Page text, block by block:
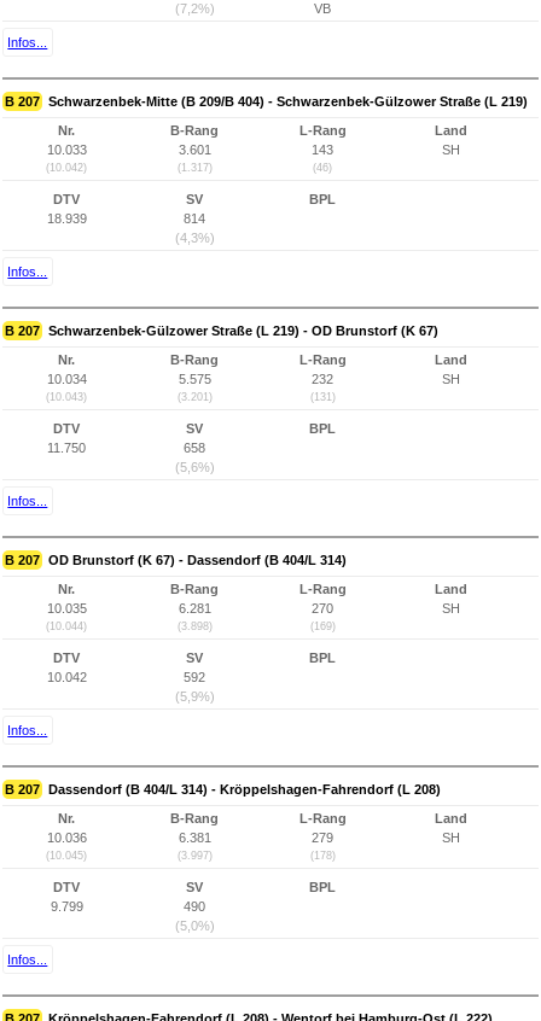
(7,2%) VB
Infos...
B 207 Schwarzenbek-Mitte (B 209/B 404) - Schwarzenbek-Gülzower Straße (L 219)
Nr.
10.033
(10.042)
B-Rang
3.601
(1.317)
L-Rang
143
(46)
Land
SH
DTV
18.939
SV
814
(4,3%)
BPL
Infos...
B 207 Schwarzenbek-Gülzower Straße (L 219) - OD Brunstorf (K 67)
Nr.
10.034
(10.043)
B-Rang
5.575
(3.201)
L-Rang
232
(131)
Land
SH
DTV
11.750
SV
658
(5,6%)
BPL
Infos...
B 207 OD Brunstorf (K 67) - Dassendorf (B 404/L 314)
Nr.
10.035
(10.044)
B-Rang
6.281
(3.898)
L-Rang
270
(169)
Land
SH
DTV
10.042
SV
592
(5,9%)
BPL
Infos...
B 207 Dassendorf (B 404/L 314) - Kröppelshagen-Fahrendorf (L 208)
Nr.
10.036
(10.045)
B-Rang
6.381
(3.997)
L-Rang
279
(178)
Land
SH
DTV
9.799
SV
490
(5,0%)
BPL
Infos...